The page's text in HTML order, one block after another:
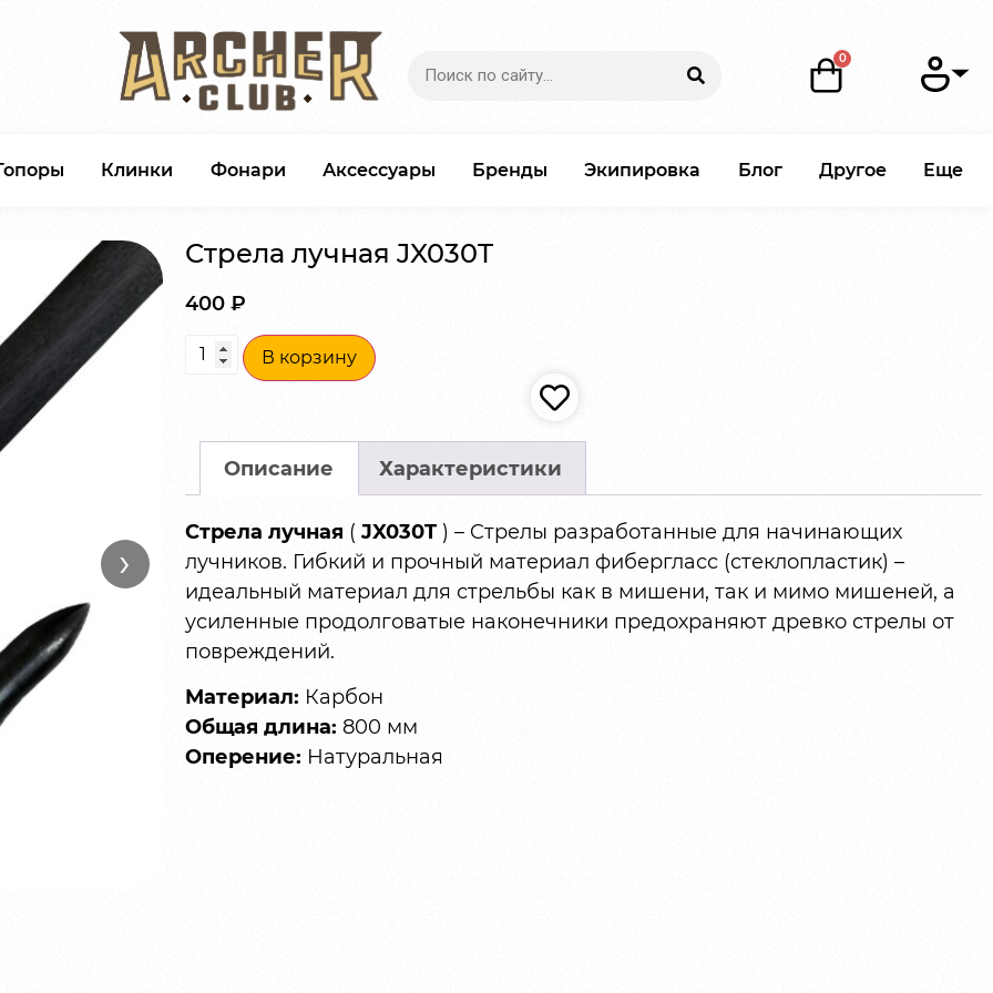
Клинки Фонари Аксессуары Бренды Экипировка Блог Другое Еще
›
Стрела лучная JX030T
400 ₽
В корзину
Описание Характеристики
Стрела лучная ( JX030T) – Cтрелы разработанные для начинающих
лучников. Гибкий и прочный материал фибергласс (стеклопластик) –
идеальный материал для стрельбы как в мишени, так и мимо мишеней, а
усиленные продолговатые наконечники предохраняют древко стрелы от
повреждений.
Материал: Карбон
Общая длина: 800 мм
Оперение: Натуральная